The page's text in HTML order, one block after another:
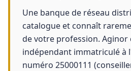
Une banque de réseau
catalogue et connaît
de votre profession. Aginor
indépendant immatriculé à
numéro 25000111